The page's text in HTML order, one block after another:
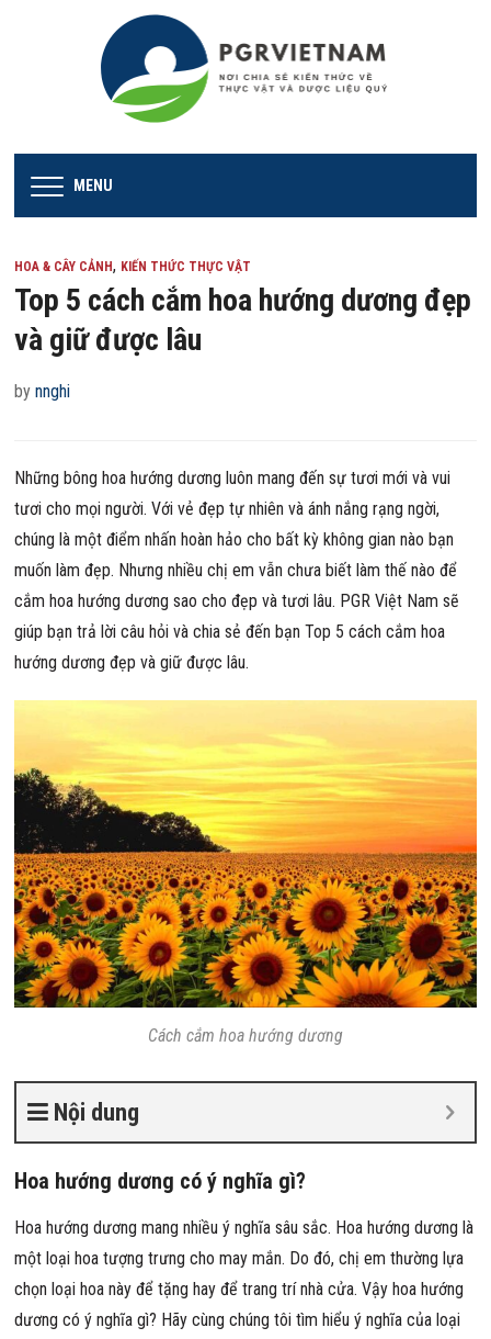
MENU
HOA & CÂY CẢNH, KIẾN THỨC THỰC VẬT
Top 5 cách cắm hoa hướng dương đẹp
và giữ được lâu
bynnghi
Những bông hoa hướng dương luôn mang đến sự tươi mới và vui
tươi cho mọi người. Với vẻ đẹp tự nhiên và ánh nắng rạng ngời,
chúng là một điểm nhấn hoàn hảo cho bất kỳ không gian nào bạn
muốn làm đẹp. Nhưng nhiều chị em vẫn chưa biết làm thế nào để
cắm hoa hướng dương sao cho đẹp và tươi lâu. PGR Việt Nam sẽ
giúp bạn trả lời câu hỏi và chia sẻ đến bạn Top 5 cách cắm hoa
hướng dương đẹp và giữ được lâu.
Cách cắm hoa hướng dương
Nội dung
Hoa hướng dương có ý nghĩa gì?
Hoa hướng dương mang nhiều ý nghĩa sâu sắc. Hoa hướng dương là
một loại hoa tượng trưng cho may mắn. Do đó, chị em thường lựa
chọn loại hoa này để tặng hay để trang trí nhà cửa. Vậy hoa hướng
dương có ý nghĩa gì? Hãy cùng chúng tôi tìm hiểu ý nghĩa của loại